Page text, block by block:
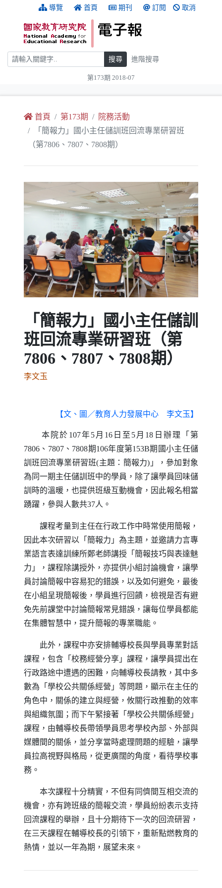
跳到主要內容 導覽 首頁 期刊 訂閱 取消
搜尋 搜尋 進階搜尋
第173期 2018-07
首頁 第173期
院務活動
「簡報力」國小主任儲訓班回流專業研習班
（第7806、7807、7808期）
Previous Next
「簡報力」國小主任儲訓
班回流專業研習班（第
7806、7807、7808期）
李文玉
【文、圖／教育人力發展中心 李文玉】
本院於107年5月16日至5月18日辦理「第
7806、7807、7808期106年度第153B期國小主任儲
訓班回流專業研習班(主題：簡報力)」，參加對象
為同一期主任儲訓班中的學員，除了讓學員回味儲
訓時的溫暖，也提供班級互動機會，因此報名相當
踴躍，參與人數共37人。
課程考量到主任在行政工作中時常使用簡報，
因此本次研習以「簡報力」為主題，並邀請力言專
業語言表達訓練所鄭老師講授「簡報技巧與表達魅
力」，課程除講授外，亦提供小組討論機會，讓學
員討論簡報中容易犯的錯誤，以及如何避免，最後
在小組呈現簡報後，學員進行回饋，檢視是否有避
免先前課堂中討論簡報常見錯誤，讓每位學員都能
在集體智慧中，提升簡報的專業職能。
此外，課程中亦安排輔導校長與學員專業對話
課程，包含「校務經營分享」課程，讓學員提出在
行政路途中遭遇的困難，向輔導校長請教，其中多
數為「學校公共關係經營」等問題，顯示在主任的
角色中，關係的建立與經營，攸關行政推動的效率
與組織氛圍；而下午緊接著「學校公共關係經營」
課程，由輔導校長帶領學員思考學校內部、外部與
媒體間的關係，並分享當時處理問題的經驗，讓學
員拉高視野與格局，從更廣闊的角度，看待學校事
務。
本次課程十分精實，不但有同儕間互相交流的
機會，亦有跨班級的簡報交流，學員紛紛表示支持
回流課程的舉辦，且十分期待下一次的回流研習，
在三天課程在輔導校長的引領下，重新點燃教育的
熱情，並以一年為期，展望未來。